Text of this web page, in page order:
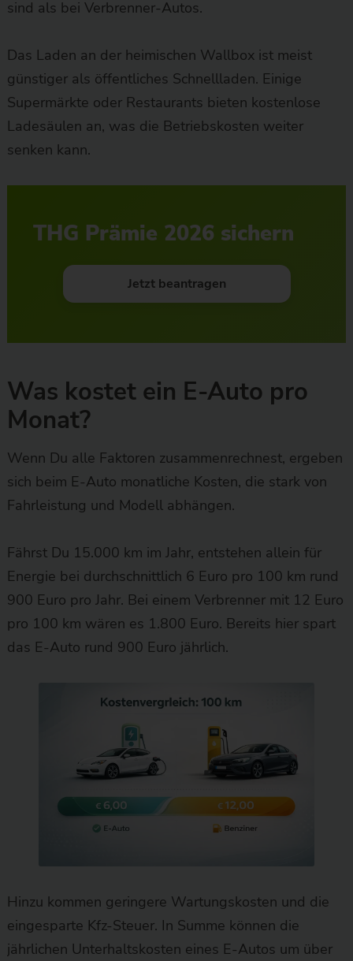
sind als bei Verbrenner-Autos.
Das Laden an der heimischen Wallbox ist meist
günstiger als öffentliches Schnellladen. Einige
Supermärkte oder Restaurants bieten kostenlose
Ladesäulen an, was die Betriebskosten weiter
senken kann.
THG Prämie 2026 sichern
Jetzt beantragen
Was kostet ein E-Auto pro
Monat?
Wenn Du alle Faktoren zusammenrechnest, ergeben
sich beim E-Auto monatliche Kosten, die stark von
Fahrleistung und Modell abhängen.
Fährst Du 15.000 km im Jahr, entstehen allein für
Energie bei durchschnittlich 6 Euro pro 100 km rund
900 Euro pro Jahr. Bei einem Verbrenner mit 12 Euro
pro 100 km wären es 1.800 Euro. Bereits hier spart
das E-Auto rund 900 Euro jährlich.
Hinzu kommen geringere Wartungskosten und die
eingesparte Kfz-Steuer. In Summe können die
jährlichen Unterhaltskosten eines E-Autos um über